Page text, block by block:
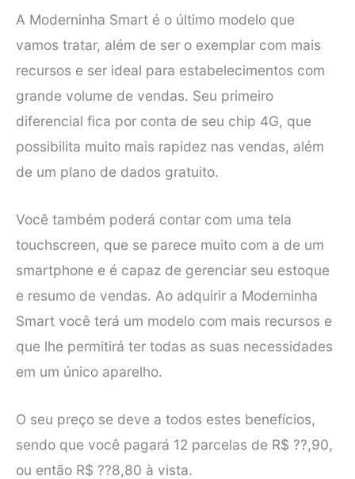
A Moderninha Smart é o último modelo que
vamos tratar, além de ser o exemplar com mais
recursos e ser ideal para estabelecimentos com
grande volume de vendas. Seu primeiro
diferencial fica por conta de seu chip 4G, que
possibilita muito mais rapidez nas vendas, além
de um plano de dados gratuito.
Você também poderá contar com uma tela
touchscreen, que se parece muito com a de um
smartphone e é capaz de gerenciar seu estoque
e resumo de vendas. Ao adquirir a Moderninha
Smart você terá um modelo com mais recursos e
que lhe permitirá ter todas as suas necessidades
em um único aparelho.
O seu preço se deve a todos estes benefícios,
sendo que você pagará 12 parcelas de R$ ??,90,
ou então R$ ??8,80 à vista.